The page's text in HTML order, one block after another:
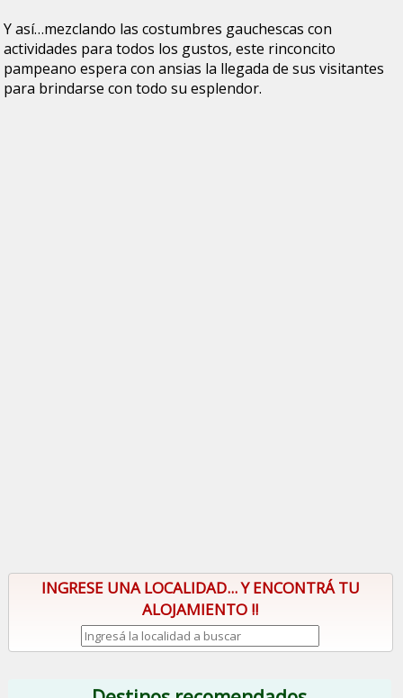
Y así…mezclando las costumbres gauchescas con
actividades para todos los gustos, este rinconcito
pampeano espera con ansias la llegada de sus visitantes
para brindarse con todo su esplendor.
INGRESE UNA LOCALIDAD... Y ENCONTRÁ TU
ALOJAMIENTO !!